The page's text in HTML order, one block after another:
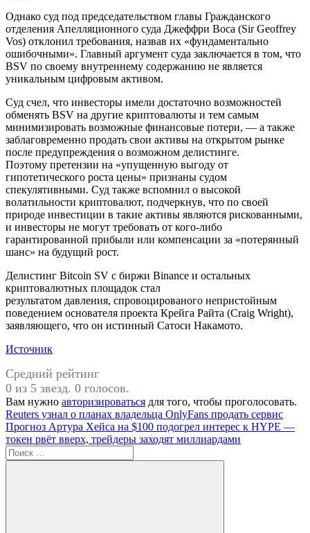
Однако суд под председательством главы Гражданского
отделения Апелляционного суда Джеффри Воса (Sir Geoffrey
Vos) отклонил требования, назвав их «фундаментально
ошибочными». Главный аргумент суда заключается в том, что
BSV по своему внутреннему содержанию не является
уникальным цифровым активом.
Суд счел, что инвесторы имели достаточно возможностей
обменять BSV на другие криптовалюты и тем самым
минимизировать возможные финансовые потери, — а также
заблаговременно продать свои активы на открытом рынке
после предупреждения о возможном делистинге.
Поэтому претензии на «упущенную выгоду от
гипотетического роста цены» признаны судом
спекулятивными. Суд также вспомнил о высокой
волатильности криптовалют, подчеркнув, что по своей
природе инвестиции в такие активы являются рискованными,
и инвесторы не могут требовать от кого-либо
гарантированной прибыли или компенсации за «потерянный
шанс» на будущий рост.
Делистинг Bitcoin SV с биржи Binance и остальных
криптовалютных площадок стал
результатом давления, спровоцированого непристойным
поведением основателя проекта Крейга Райта (Craig Wright),
заявляющего, что он истинный Сатоси Накамото.
Источник
Средний рейтинг
0 из 5 звезд. 0 голосов.
Вам нужно авторизироваться для того, чтобы проголосовать.
Навигация
по
записям
Предыдущая
запись:
Reuters узнал о планах владельца OnlyFans продать сервис
Следующая
запись:
Прогноз Артура Хейса на $100 подогрел интерес к HYPE —
токен рвёт вверх, трейдеры заходят миллиардами
Поиск
для: